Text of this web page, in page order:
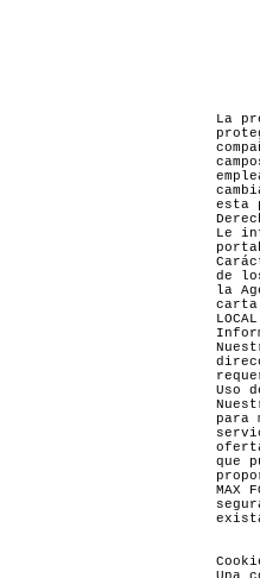
La
esta
Le
de
la
carta
Uso
para
que
MAX